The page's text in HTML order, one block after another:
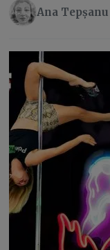
Ana Tepșanu